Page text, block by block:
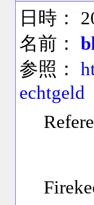
日時：
名前：
参照：
echtgeld